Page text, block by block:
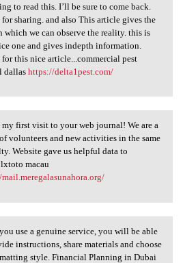
to read this. I’ll
to read this. I’ll be sure to come back.
for sharing. and also This article gives the
which we can observe the reality. this is
one and gives indepth information.
for this nice article...commercial pest
dallashttps://delta1pest.com/
first visit to
my first visit to your web journal! We are a
volunteers and new activities in the same
Website gave us helpful data to
macau
use a genuine
use a genuine service, you will be able
instructions, share materials and choose
style. Financial Planning in Dubai